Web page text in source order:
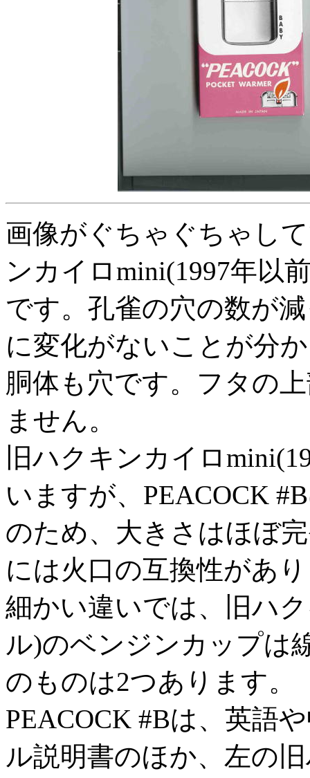
画像がぐちゃぐちゃし
ンカイロmini(1997年以
です。孔雀の穴の数が
に変化がないことが分
胴体も穴です。フタの
ません。
旧ハクキンカイロ
いますが、PEACOCK
のため、大きさはほぼ
には火口の互換性があ
細かい違いでは、旧ハ
ル)のベンジンカップは
のものは2つあります。
PEACOCK #Bは、英語
ル説明書のほか、左の